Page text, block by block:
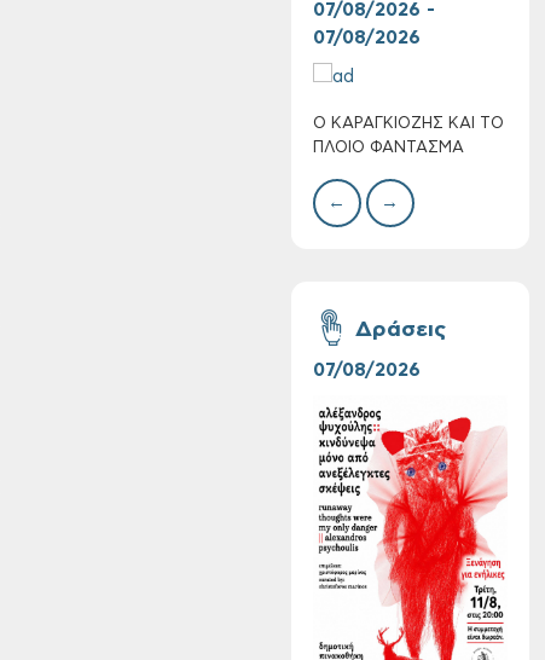
Πολύ Υψηλός
για αύριο Σάββατο 8
Αυγούστου 2026
Συνεχίζονται οι
δωρεάν ξεναγήσεις
για ενήλικες στη
07/08/2026 -
07/08/2026
Ο ΚΑΡΑΓΚΙΟΖΗΣ ΚΑΙ ΤΟ
ΠΛΟΙΟ ΦΑΝΤΑΣΜΑ
← →
Δράσεις
07/08/2026